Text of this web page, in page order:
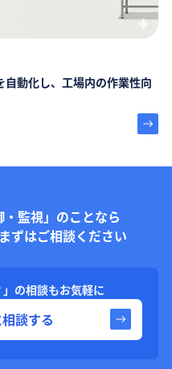
動化し、工場内の作業性向
監視」のことなら
ずはご相談ください
」の相談もお気軽に
談する